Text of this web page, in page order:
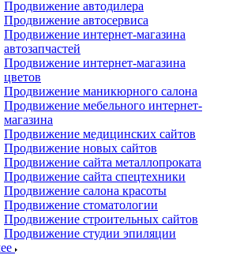
Продвижение автодилера
Продвижение автосервиса
Продвижение интернет-магазина
автозапчастей
Продвижение интернет-магазина
цветов
Продвижение маникюрного салона
Продвижение мебельного интернет-
магазина
Продвижение медицинских сайтов
Продвижение новых сайтов
Продвижение сайта металлопроката
Продвижение сайта спецтехники
Продвижение салона красоты
Продвижение стоматологии
Продвижение строительных сайтов
Продвижение студии эпиляции